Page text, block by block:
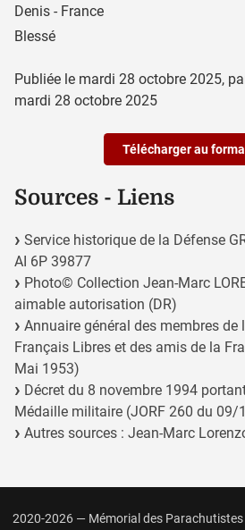
Denis - France
Blessé
Publiée le mardi 28 octobre 2025,
mardi 28 octobre 2025
Télécharger au
Sources - Liens
Service historique de la Défense
AI 6P 39877
Photo© Collection Jean-Marc
aimable autorisation (DR)
Annuaire général des membres de
Français Libres et des amis de la
Mai 1953)
Décret du 8 novembre 1994
Médaille militaire (JORF 260 du 09/
Autres sources : Jean-Marc
2020-2026 — Mémorial des Parachutistes